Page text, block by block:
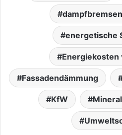
energetische
Fassadendämmung
KfW